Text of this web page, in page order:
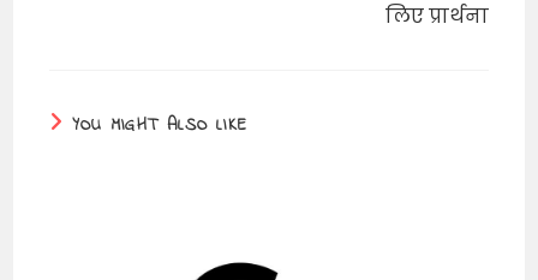
लिए प्रार्थना
YOU MIGHT ALSO LIKE